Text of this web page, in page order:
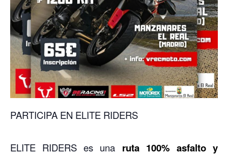
PARTICIPA EN ELITE RIDERS
ELITE RIDERS es una ruta 100% asfalto y